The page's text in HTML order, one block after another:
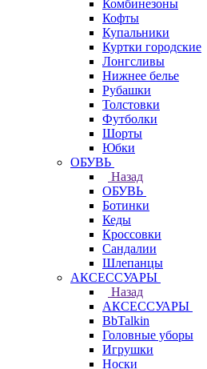
Комбинезоны
Кофты
Купальники
Куртки городские
Лонгсливы
Нижнее белье
Рубашки
Толстовки
Футболки
Шорты
Юбки
ОБУВЬ
Назад
ОБУВЬ
Ботинки
Кеды
Кроссовки
Сандалии
Шлепанцы
АКСЕССУАРЫ
Назад
АКСЕССУАРЫ
BbTalkin
Головные уборы
Игрушки
Носки